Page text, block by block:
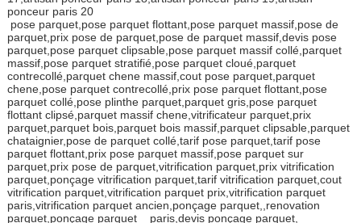
ponceur paris 20
pose parquet,pose parquet flottant,pose parquet massif,pose de
parquet,prix pose de parquet,pose de parquet massif,devis pose
parquet,pose parquet clipsable,pose parquet massif collé,parquet
massif,pose parquet stratifié,pose parquet cloué,parquet
contrecollé,parquet chene massif,cout pose parquet,parquet
chene,pose parquet contrecollé,prix pose parquet flottant,pose
parquet collé,pose plinthe parquet,parquet gris,pose parquet
flottant clipsé,parquet massif chene,vitrificateur parquet,prix
parquet,parquet bois,parquet bois massif,parquet clipsable,parquet
chataignier,pose de parquet collé,tarif pose parquet,tarif pose
parquet flottant,prix pose parquet massif,pose parquet sur
parquet,prix pose de parquet,vitrification parquet,prix vitrification
parquet,ponçage vitrification parquet,tarif vitrification parquet,cout
vitrification parquet,vitrification parquet prix,vitrification parquet
paris,vitrification parquet ancien,ponçage parquet,,renovation
parquet,ponçage parquet paris,devis ponçage parquet,